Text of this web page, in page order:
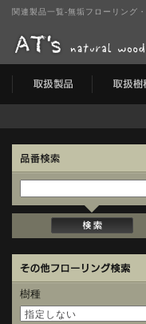
関連製品一覧-無垢フローリン
樹種